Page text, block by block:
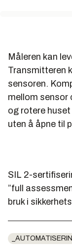
Måleren kan
Transmitteren
sensoren.
mellom sensor
og rotere
uten å åpne til
SIL 2-
”full
bruk i